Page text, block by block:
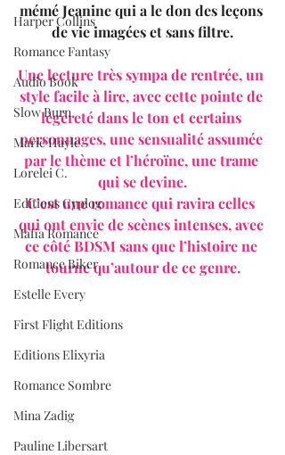
Harper Collins
Romance Fantasy
Audio Book
Slow Burn
Marie Hayle
Lorelei C.
Editions Cyplog
Mafia Romance
Romance Biker
Estelle Every
First Flight Editions
Editions Elixyria
Romance Sombre
Mina Zadig
Pauline Libersart
mémé Jeanine qui a le don des leçons
de vie imagées et sans filtre.
Une lecture très sympa de rentrée, un
style facile à lire, avec cette pointe de
légèreté dans le ton et certains
personnages, une sensualité assumée
par le thème et l’héroïne, une trame
qui se devine.
C’est une romance qui ravira celles
qui ont envie de scènes intenses, avec
ce côté BDSM sans que l’histoire ne
tourne qu’autour de ce genre.